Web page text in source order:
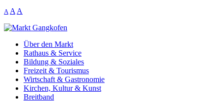
A A A
Über den Markt
Rathaus & Service
Bildung & Soziales
Freizeit & Tourismus
Wirtschaft & Gastronomie
Kirchen, Kultur & Kunst
Breitband